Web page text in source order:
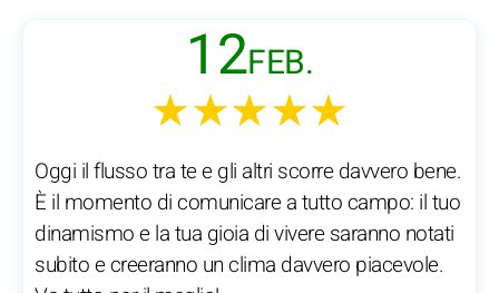
12FEB.
★★★★★
Oggi il flusso tra te e gli altri scorre davvero bene.
È il momento di comunicare a tutto campo: il tuo
dinamismo e la tua gioia di vivere saranno notati
subito e creeranno un clima davvero piacevole.